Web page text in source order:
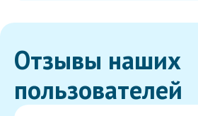
Отзывы наших
пользователей